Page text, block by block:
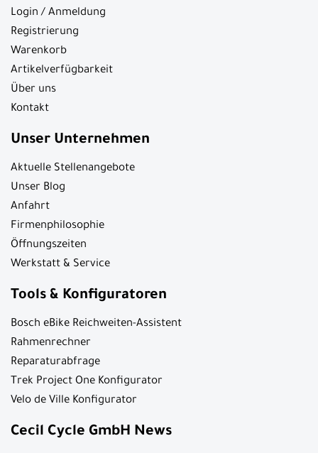
Login / Anmeldung
Registrierung
Warenkorb
Artikelverfügbarkeit
Über uns
Kontakt
Unser Unternehmen
Aktuelle Stellenangebote
Unser Blog
Anfahrt
Firmenphilosophie
Öffnungszeiten
Werkstatt & Service
Tools & Konfiguratoren
Bosch eBike Reichweiten-Assistent
Rahmenrechner
Reparaturabfrage
Trek Project One Konfigurator
Velo de Ville Konfigurator
Cecil Cycle GmbH News